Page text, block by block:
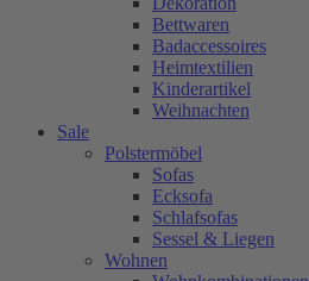
Bettwaren
Badaccessoires
Heimtextilien
Kinderartikel
Weihnachten
Sale
Polstermöbel
Sofas
Ecksofa
Schlafsofas
Sessel & Liegen
Wohnen